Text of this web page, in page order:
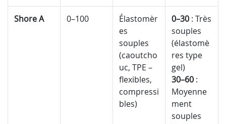
Shore A 0–100
Élastomèr
es
souples
(caoutcho
uc, TPE –
flexibles,
compressi
bles)
0–30 : Très
souples
(élastomè
res type
gel)
30–60 :
Moyenne
ment
souples